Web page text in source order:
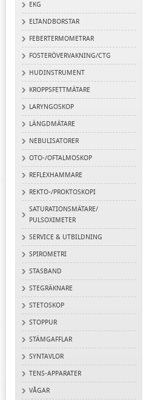
EKG
ELTANDBORSTAR
FEBERTERMOMETRAR
FOSTERÖVERVAKNING/CTG
HUDINSTRUMENT
KROPPSFETTMÄTARE
LARYNGOSKOP
LÄNGDMÄTARE
NEBULISATORER
OTO-/OFTALMOSKOP
REFLEXHAMMARE
REKTO-/PROKTOSKOPI
SATURATIONSMÄTARE/
PULSOXIMETER
SERVICE & UTBILDNING
SPIROMETRI
STASBAND
STEGRÄKNARE
STETOSKOP
STOPPUR
STÄMGAFFLAR
SYNTAVLOR
TENS-APPARATER
VÅGAR